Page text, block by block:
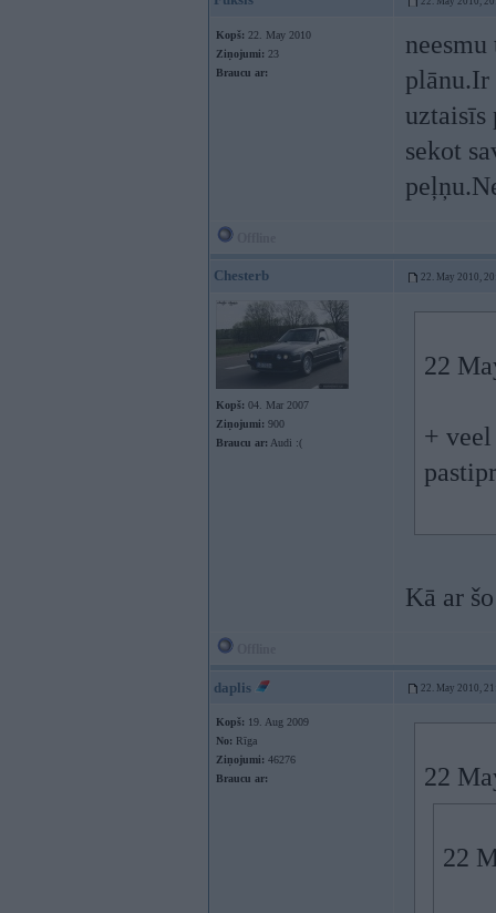
Kopš: 22. May 2010
Ziņojumi: 23
Braucu ar:
plānu.Ir
uztaisīs
sekot
Chesterb 22. May 2010,
Kopš: 04. Mar 2007
Ziņojumi: 900
Braucu ar: Audi :(
22
+ veel
Kā ar
daplis 22. May 2010,
Kopš: 19. Aug 2009
No: Rīga
Ziņojumi: 46276
Braucu ar:
22
22